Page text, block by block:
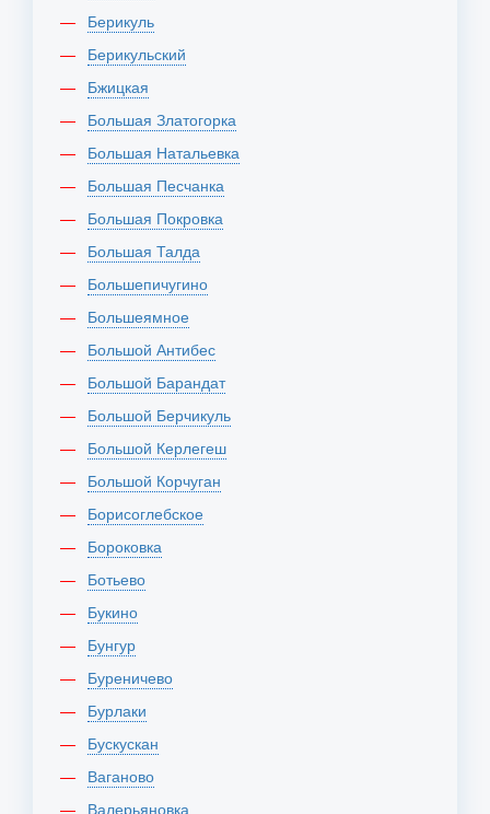
Берикуль
Берикульский
Бжицкая
Большая Златогорка
Большая Натальевка
Большая Песчанка
Большая Покровка
Большая Талда
Большепичугино
Большеямное
Большой Антибес
Большой Барандат
Большой Берчикуль
Большой Керлегеш
Большой Корчуган
Борисоглебское
Бороковка
Ботьево
Букино
Бунгур
Буреничево
Бурлаки
Бускускан
Ваганово
Валерьяновка